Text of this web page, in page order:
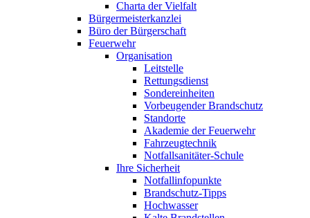
Charta der Vielfalt
Bürgermeisterkanzlei
Büro der Bürgerschaft
Feuerwehr
Organisation
Leitstelle
Rettungsdienst
Sondereinheiten
Vorbeugender Brandschutz
Standorte
Akademie der Feuerwehr
Fahrzeugtechnik
Notfallsanitäter-Schule
Ihre Sicherheit
Notfallinfopunkte
Brandschutz-Tipps
Hochwasser